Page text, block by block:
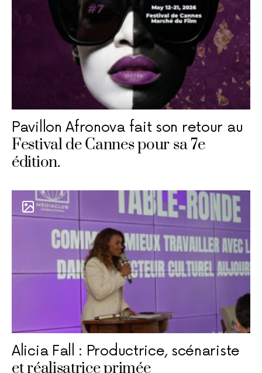
Pavillon Afronova fait son retour au
Festival de Cannes pour sa 7e
édition.
Alicia Fall : Productrice, scénariste
et réalisatrice primée